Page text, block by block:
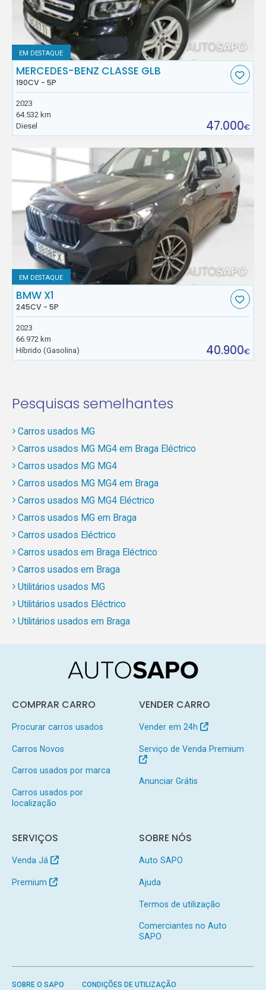
EM DESTAQUE
MERCEDES-BENZ CLASSE GLB
190CV - 5P
2023
64.532 km
Diesel
47.000€
EM DESTAQUE
BMW X1
245CV - 5P
2023
66.972 km
Híbrido (Gasolina)
40.900€
Pesquisas semelhantes
Carros usados MG
Carros usados MG MG4 em Braga Eléctrico
Carros usados MG MG4
Carros usados MG MG4 em Braga
Carros usados MG MG4 Eléctrico
Carros usados MG em Braga
Carros usados Eléctrico
Carros usados em Braga Eléctrico
Carros usados em Braga
Utilitários usados MG
Utilitários usados Eléctrico
Utilitários usados em Braga
COMPRAR CARRO
Procurar carros usados
Carros Novos
Carros usados por marca
Carros usados por
localização
VENDER CARRO
Vender em 24h
Serviço de Venda Premium
Anunciar Grátis
SERVIÇOS
Venda Já
Premium
SOBRE NÓS
Auto SAPO
Ajuda
Termos de utilização
Comerciantes no Auto
SAPO
SOBRE O SAPO CONDIÇÕES DE UTILIZAÇÃO